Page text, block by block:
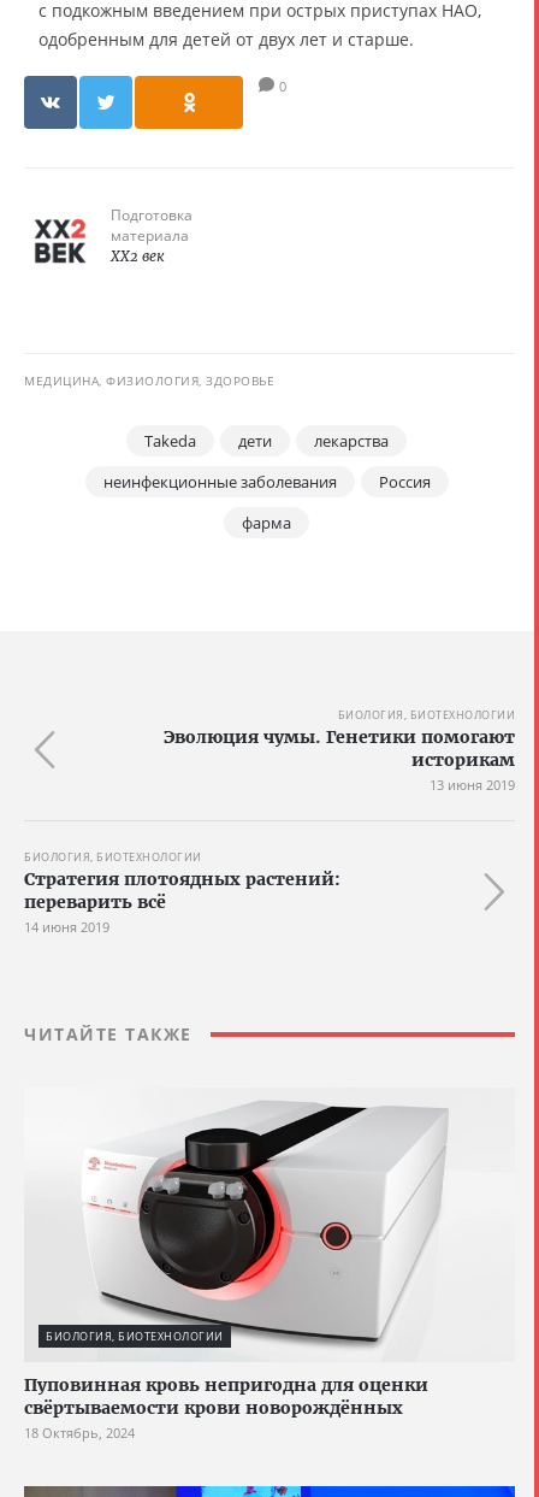
с подкожным введением при острых приступах НАО,
одобренным для детей от двух лет и старше.
0
Подготовка
материала
XX2 век
МЕДИЦИНА, ФИЗИОЛОГИЯ, ЗДОРОВЬЕ
Takeda дети
лекарства
неинфекционные заболевания
Россия
фарма
БИОЛОГИЯ, БИОТЕХНОЛОГИИ
Эволюция чумы. Генетики помогают
историкам
13 июня 2019
БИОЛОГИЯ, БИОТЕХНОЛОГИИ
Стратегия плотоядных растений:
переварить всё
14 июня 2019
ЧИТАЙТЕ ТАКЖЕ
БИОЛОГИЯ, БИОТЕХНОЛОГИИ
Пуповинная кровь непригодна для оценки
свёртываемости крови новорождённых
18 Октябрь, 2024